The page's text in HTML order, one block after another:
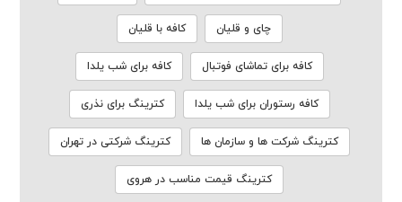
چای و قلیان کافه با قلیان
کافه برای تماشای فوتبال کافه برای شب یلدا
کافه رستوران برای شب یلدا کترینگ برای نذری
کترینگ شرکت ها و سازمان ها کترینگ شرکتی در تهران
کترینگ قیمت مناسب در هروی